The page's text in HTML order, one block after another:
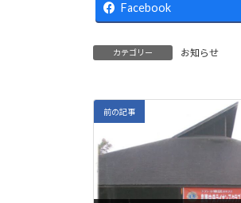
時
Facebook
カテゴリー お知らせ
前の記事